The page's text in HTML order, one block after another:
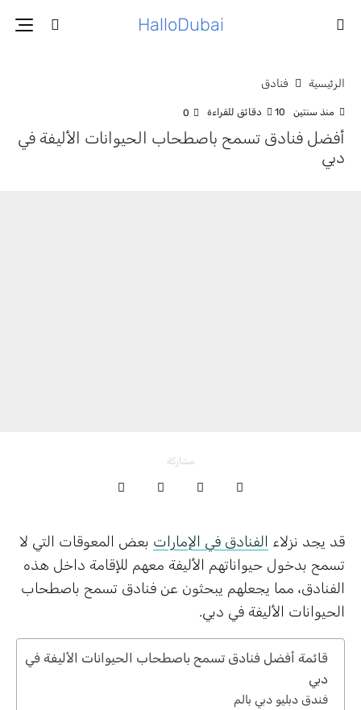
HalloDubai
الرئيسية فنادق
منذ سنتين 10 دقائق للقراءة 0
أفضل فنادق تسمح باصطحاب الحيوانات الأليفة في
دبي
مشاركة
قد يجد نزلاء الفنادق في الإمارات بعض المعوقات التي لا
تسمح بدخول حيواناتهم الأليفة معهم للإقامة داخل هذه
الفنادق، مما يجعلهم يبحثون عن فنادق تسمح باصطحاب
الحيوانات الأليفة في دبي.
قائمة أفضل فنادق تسمح باصطحاب الحيوانات الأليفة في
دبي
فندق دبليو دبي بالم